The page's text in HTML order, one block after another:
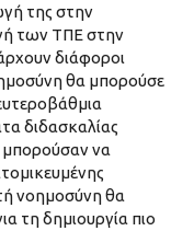
της στην
των ΤΠΕ στην
διάφοροι
θα μπορούσε
διδασκαλίας
μπορούσαν να
νοημοσύνη θα
τη δημιουργία πιο